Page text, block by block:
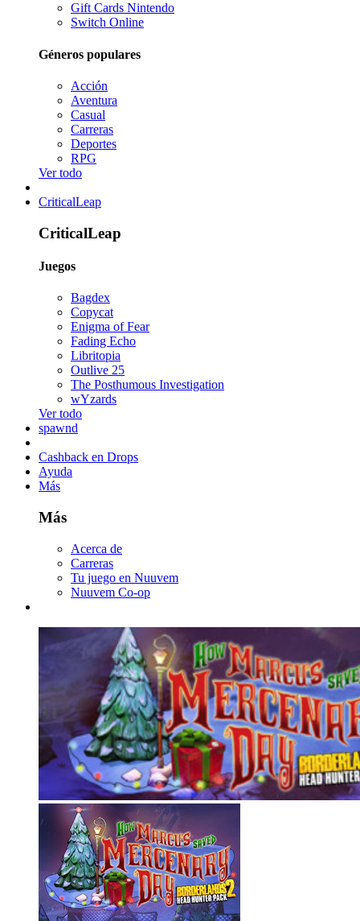
Gift Cards Nintendo
Switch Online
Géneros populares
Acción
Aventura
Casual
Carreras
Deportes
RPG
Ver todo
CriticalLeap
CriticalLeap
Juegos
Bagdex
Copycat
Enigma of Fear
Fading Echo
Libritopia
Outlive 25
The Posthumous Investigation
wYzards
Ver todo
spawnd
Cashback en Drops
Ayuda
Más
Más
Acerca de
Carreras
Tu juego en Nuuvem
Nuuvem Co-op